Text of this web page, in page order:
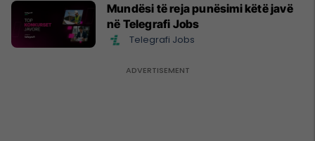
Mundësi të reja punësimi këtë javë
në Telegrafi Jobs
Telegrafi Jobs